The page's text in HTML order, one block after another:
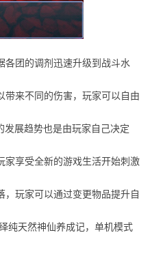
各团的调剂迅速升级到战斗水
带来不同的伤害，玩家可以自由
发展趋势也是由玩家自己决定
家享受全新的游戏生活开始刺激
，玩家可以通过变更物品提升自
纯天然神仙养成记，单机模式